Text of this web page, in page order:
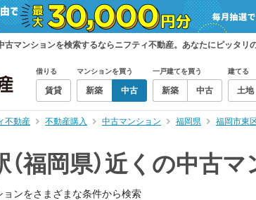
古マンションを検索するならニフティ不動産。あなたにピッタリ
借りる
賃貸
マンションを買う
新築 中古
一戸建てを買う
新築 中古
建てる
土地
不動産 不動産購入 中古マンション 福岡県 福岡市東
福岡県）近くの中古
ンをさまざまな条件から検索